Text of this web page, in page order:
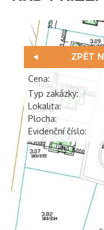
ZPĚT
Cena:
Typ zakázky:
Lokalita:
Plocha:
Evidenční číslo: